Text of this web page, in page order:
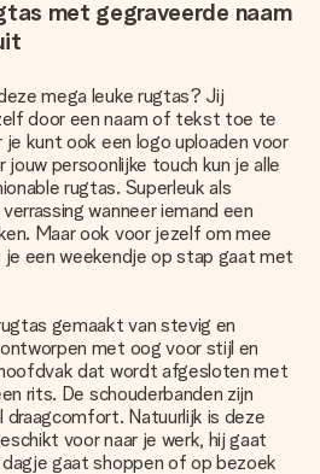
met gegraveerde naam
mega leuke rugtas? Jij
door een naam of tekst toe te
kunt ook een logo uploaden voor
jouw persoonlijke touch kun je alle
rugtas. Superleuk als
wanneer iemand een
Maar ook voor jezelf om mee
je een weekendje op stap gaat met
gemaakt van stevig en
met oog voor stijl en
dat wordt afgesloten met
rits. De schouderbanden zijn
Natuurlijk is deze
voor naar je werk, hij gaat
gaat shoppen of op bezoek